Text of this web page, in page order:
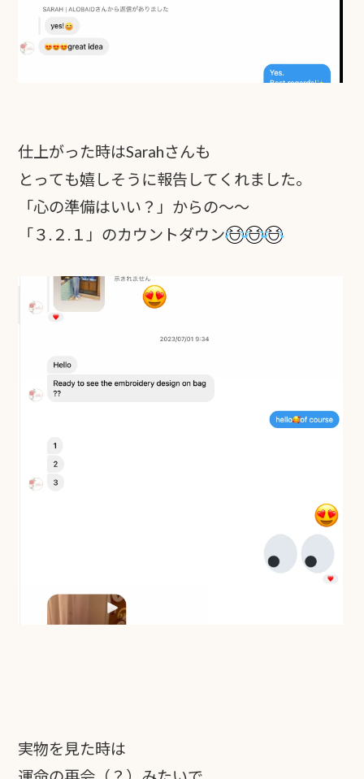
仕上がった時はSarahさんも
とっても嬉しそうに報告してくれました。
「心の準備はいい？」からの〜〜
「３.２.１」のカウントダウン
実物を見た時は